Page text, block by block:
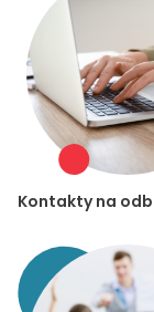
Kontakty na